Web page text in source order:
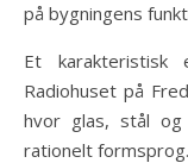
på bygningens
Et karakteristisk
Radiohuset på
hvor glas, stål
rationelt formsprog.